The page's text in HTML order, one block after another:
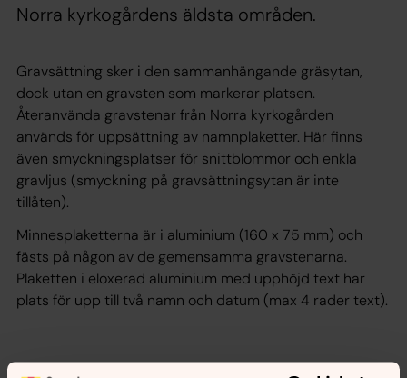
Norra kyrkogårdens äldsta områden.
Gravsättning sker i den sammanhängande gräsytan,
dock utan en gravsten som markerar platsen.
Återanvända gravstenar från Norra kyrkogården
används för uppsättning av namnplaketter. Här finns
även smyckningsplatser för snittblommor och enkla
gravljus (smyckning på gravsättningsytan är inte
tillåten).
Minnesplaketterna är i aluminium (160 x 75 mm) och
fästs på någon av de gemensamma gravstenarna.
Plaketten i eloxerad aluminium med upphöjd text har
plats för upp till två namn och datum (max 4 rader text).